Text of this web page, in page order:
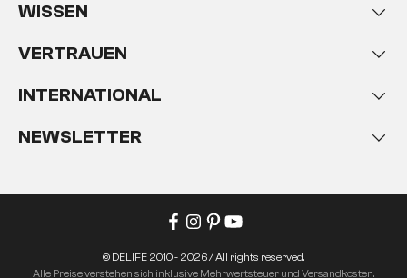
WISSEN
VERTRAUEN
INTERNATIONAL
NEWSLETTER
© DELIFE 2010 - 2026 / All rights reserved.
Alle Preise verstehen sich inklusive Mehrwertsteuer und Versandkosten.